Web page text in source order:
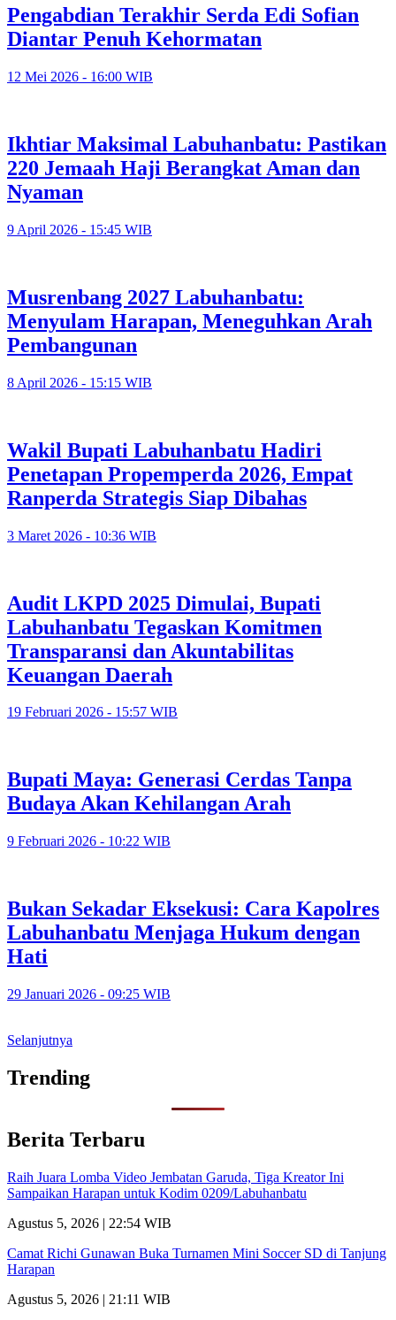
Pengabdian Terakhir Serda Edi Sofian
Diantar Penuh Kehormatan
12 Mei 2026 - 16:00 WIB
Ikhtiar Maksimal Labuhanbatu: Pastikan
220 Jemaah Haji Berangkat Aman dan
Nyaman
9 April 2026 - 15:45 WIB
Musrenbang 2027 Labuhanbatu:
Menyulam Harapan, Meneguhkan Arah
Pembangunan
8 April 2026 - 15:15 WIB
Wakil Bupati Labuhanbatu Hadiri
Penetapan Propemperda 2026, Empat
Ranperda Strategis Siap Dibahas
3 Maret 2026 - 10:36 WIB
Audit LKPD 2025 Dimulai, Bupati
Labuhanbatu Tegaskan Komitmen
Transparansi dan Akuntabilitas
Keuangan Daerah
19 Februari 2026 - 15:57 WIB
Bupati Maya: Generasi Cerdas Tanpa
Budaya Akan Kehilangan Arah
9 Februari 2026 - 10:22 WIB
Bukan Sekadar Eksekusi: Cara Kapolres
Labuhanbatu Menjaga Hukum dengan
Hati
29 Januari 2026 - 09:25 WIB
Selanjutnya
Trending
Berita Terbaru
Raih Juara Lomba Video Jembatan Garuda, Tiga Kreator Ini
Sampaikan Harapan untuk Kodim 0209/Labuhanbatu
Agustus 5, 2026 | 22:54 WIB
Camat Richi Gunawan Buka Turnamen Mini Soccer SD di Tanjung
Harapan
Agustus 5, 2026 | 21:11 WIB